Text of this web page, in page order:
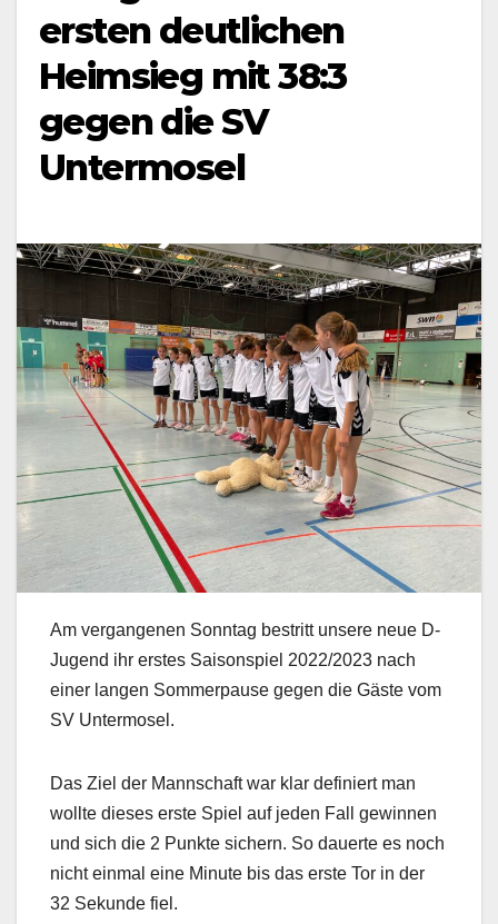
ersten deutlichen
Heimsieg mit 38:3
gegen die SV
Untermosel
Am vergangenen Sonntag bestritt unsere neue D-
Jugend ihr erstes Saisonspiel 2022/2023 nach
einer langen Sommerpause gegen die Gäste vom
SV Untermosel.
Das Ziel der Mannschaft war klar definiert man
wollte dieses erste Spiel auf jeden Fall gewinnen
und sich die 2 Punkte sichern. So dauerte es noch
nicht einmal eine Minute bis das erste Tor in der
32 Sekunde fiel.